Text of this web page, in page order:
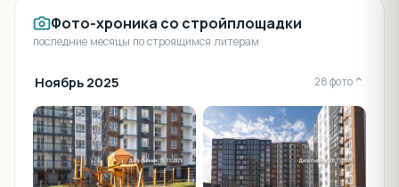
Фото-хроника со стройплощадки
последние месяцы по строящимся литерам
Ноябрь 2025 28 фото ⌄